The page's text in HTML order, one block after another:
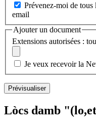
Prévenez-moi de tous
email
Ajouter un document
Extensions autorisées :
Je veux recevoir la
Lòcs damb